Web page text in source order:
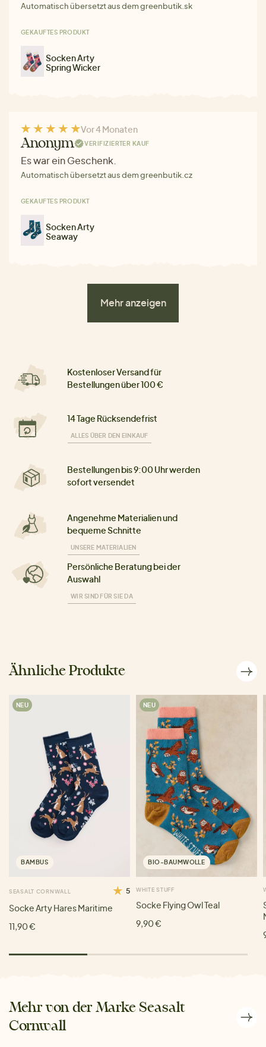
Automatisch übersetzt aus dem greenbutik.sk
GEKAUFTES PRODUKT
Socken Arty
Spring Wicker
Vor 4 Monaten
Anonym VERIFIZIERTER KAUF
Es war ein Geschenk.
Automatisch übersetzt aus dem greenbutik.cz
GEKAUFTES PRODUKT
Socken Arty
Seaway
Mehr anzeigen
Kostenloser Versand für
Bestellungen über 100 €
14 Tage Rücksendefrist
ALLES ÜBER DEN EINKAUF
Bestellungen bis 9:00 Uhr werden
sofort versendet
Angenehme Materialien und
bequeme Schnitte
UNSERE MATERIALIEN
Persönliche Beratung bei der
Auswahl
WIR SIND FÜR SIE DA
Ähnliche Produkte
NEU
BAMBUS
SEASALT CORNWALL 5
Socke Arty Hares Maritime
11,90 €
NEU
BIO-BAUMWOLLE
WHITE STUFF
Socke Flying Owl Teal
9,90 €
Mehr von der Marke Seasalt
Cornwall